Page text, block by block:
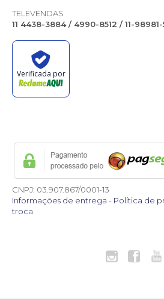
TELEVENDAS
11 4438-3884 / 4990-8512 / 11-
Verificada por
CNPJ: 03.907.867/0001-13
Informações de entrega - Política de
troca